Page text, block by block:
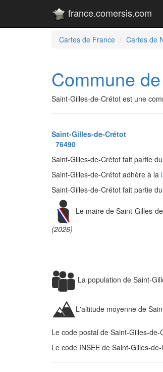
france.comersis.com
Cartes de France Cartes de
Commune
Saint-Gilles-de-Crétot est une
Saint-Gilles-de-Crétot
76490
Saint-Gilles-de-Crétot fait partie du
Saint-Gilles-de-Crétot adhère à la
Saint-Gilles-de-Crétot fait partie du
Le maire de Saint-Gilles-
(2026)
La population de Saint-
L'altitude moyenne de
Le code postal de Saint-Gilles-de-
Le code INSEE de Saint-Gilles-